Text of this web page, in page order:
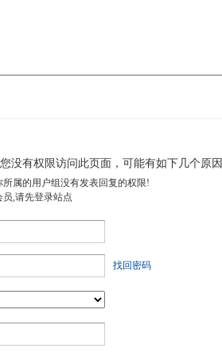
没有权限访问此页面，可能有如下几个原因
所属的用户组没有发表回复的权限!
,请先登录站点
找回密码